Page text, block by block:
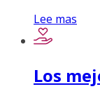
Lee mas
Los